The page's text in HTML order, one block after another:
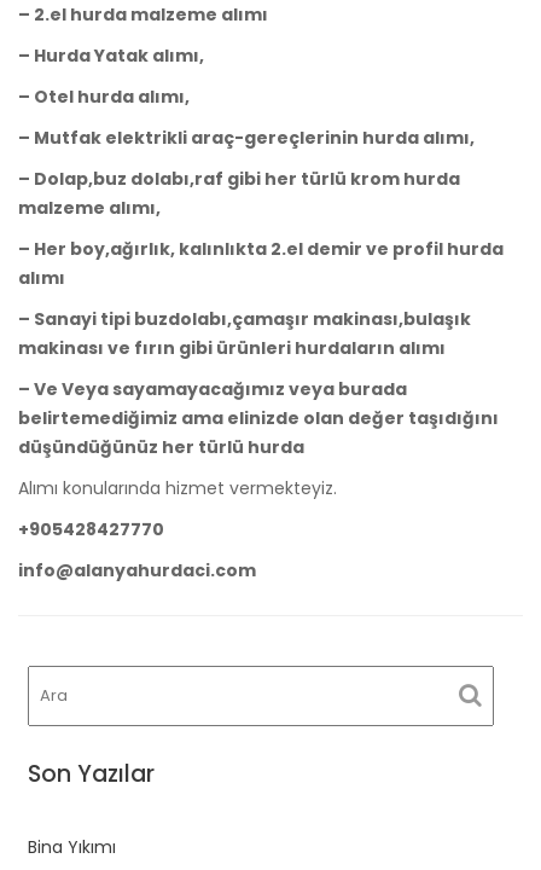
– 2.el hurda malzeme alımı
– Hurda Yatak alımı,
– Otel hurda alımı,
– Mutfak elektrikli araç-gereçlerinin hurda alımı,
– Dolap,buz dolabı,raf gibi her türlü krom hurda
malzeme alımı,
– Her boy,ağırlık, kalınlıkta 2.el demir ve profil hurda
alımı
– Sanayi tipi buzdolabı,çamaşır makinası,bulaşık
makinası ve fırın gibi ürünleri hurdaların alımı
– Ve Veya sayamayacağımız veya burada
belirtemediğimiz ama elinizde olan değer taşıdığını
düşündüğünüz her türlü hurda
Alımı konularında hizmet vermekteyiz.
+905428427770
info@alanyahurdaci.com
Son Yazılar
Bina Yıkımı